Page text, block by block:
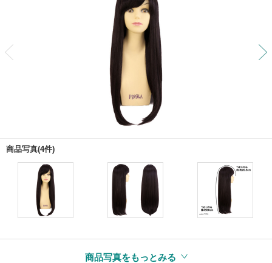
商品写真(4件)
商品写真をもっとみる